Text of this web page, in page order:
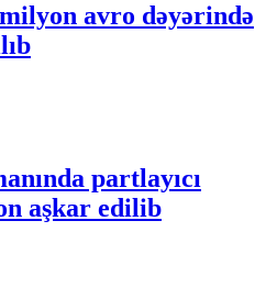
avro dəyərində
partlayıcı
aşkar edilib